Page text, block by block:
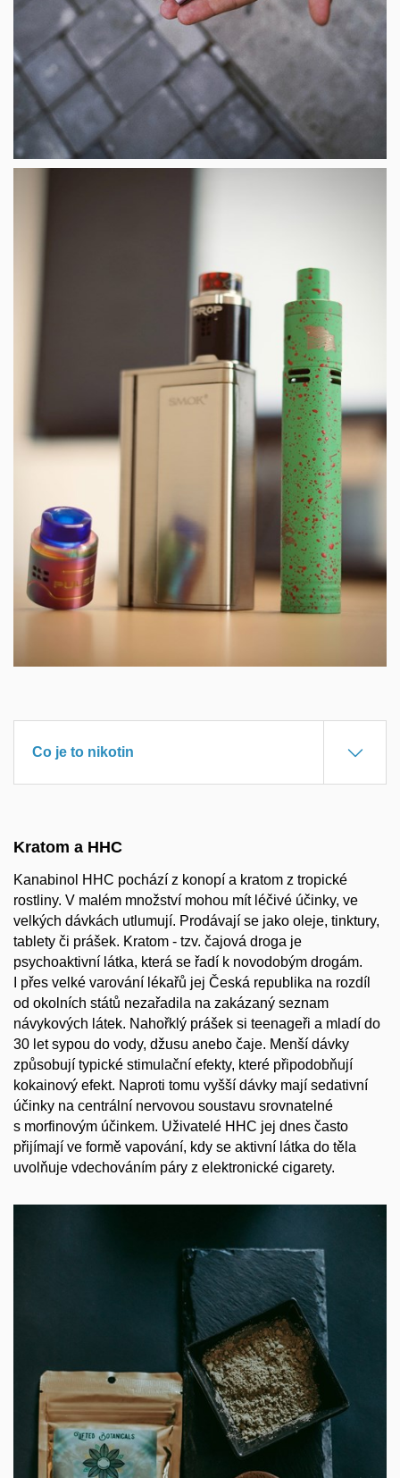
Co je to nikotin
Kratom a HHC
Kanabinol HHC pochází z konopí a kratom z tropické
rostliny. V malém množství mohou mít léčivé účinky, ve
velkých dávkách utlumují. Prodávají se jako oleje, tinktury,
tablety či prášek. Kratom - tzv. čajová droga je
psychoaktivní látka, která se řadí k novodobým drogám.
I přes velké varování lékařů jej Česká republika na rozdíl
od okolních států nezařadila na zakázaný seznam
návykových látek. Nahořklý prášek si teenageři a mladí do
30 let sypou do vody, džusu anebo čaje. Menší dávky
způsobují typické stimulační efekty, které připodobňují
kokainový efekt. Naproti tomu vyšší dávky mají sedativní
účinky na centrální nervovou soustavu srovnatelné
s morfinovým účinkem. Uživatelé HHC jej dnes často
přijímají ve formě vapování, kdy se aktivní látka do těla
uvolňuje vdechováním páry z elektronické cigarety.